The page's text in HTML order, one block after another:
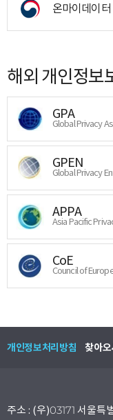
온마이데이터
해외 개인정보
GPA
Global Privacy
GPEN
Global Privacy
APPA
Asia Pacific
CoE
Council of
개인정보처리방침 찾아
주소 : (우)03171 서울특